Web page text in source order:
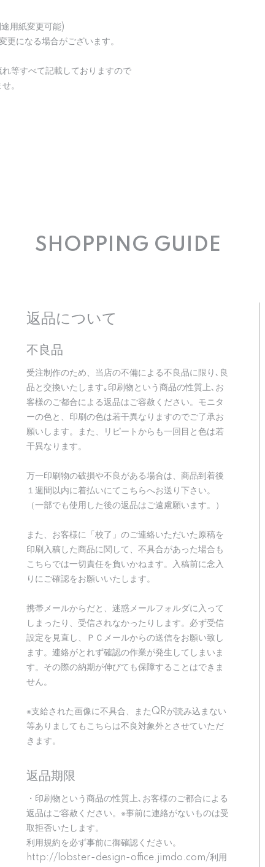
用紙変更可能)
更になる場合がございます。
等すべて記載しておりますので
。
SHOPPING GUIDE
返品について
不良品
受注制作のため、当店の不備による不良品に限り､良
品と交換いたします｡印刷物という商品の性質上､お
客様のご都合による返品はご容赦ください。モニタ
ーの色と、印刷の色は若干異なりますのでご了承お
願いします。また、リピートからも一回目と色は若
干異なります。
万一印刷物の破損や不良がある場合は、商品到着後
１週間以内に着払いにてこちらへお送り下さい。
（一部でも使用した後の返品はご遠慮願います。）
また、お客様に「校了」のご連絡いただいた原稿を
印刷入稿した商品に関して、不具合があった場合も
こちらでは一切責任を負いかねます。入稿前に念入
りにご確認をお願いいたします。
携帯メールからだと、迷惑メールフォルダに入って
しまったり、受信されなかったりします。必ず受信
設定を見直し、ＰＣメールからの送信をお願い致し
ます。連絡がとれず確認の作業が発生してしまいま
す。その際の納期が伸びても保障することはできま
せん。
※支給された画像に不具合、またQRが読み込まない
等ありましてもこちらは不良対象外とさせていただ
きます。
返品期限
・印刷物という商品の性質上､お客様のご都合による
返品はご容赦ください。※事前に連絡がないものは受
取拒否いたします。
利用規約を必ず事前に御確認ください。
http://lobster-design-office.jimdo.com/利用